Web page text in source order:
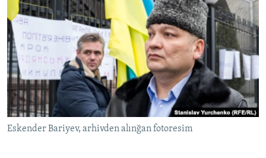
BLOGLAR
FİKİR
Русский
Українською
QOŞULIÑIZ!
Eskender Bariyev, arhivden alınğan fotoresim